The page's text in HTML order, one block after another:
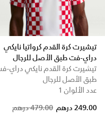
تيشيرت كرة القدم كرواتيا نايكي
دراي-فت طبق الأصل للرجال
تيشيرت كرة القدم نايكي دراي-
طبق الأصل للرجال
عدد الألوان 1
Price reduced from
479.00 درهم to 249.00 درهم